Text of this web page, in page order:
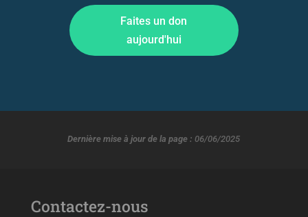
Faites un don
aujourd'hui
Dernière mise à jour de la page : 06/06/2025
Contactez-nous